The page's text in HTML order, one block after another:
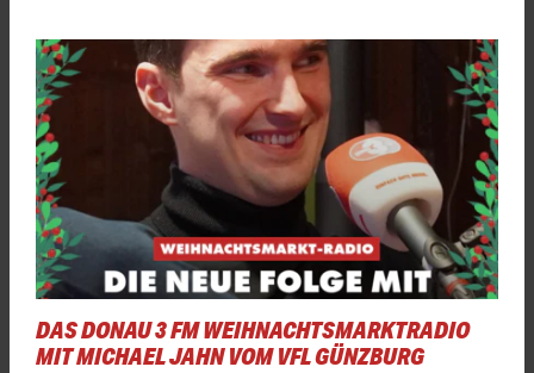
DAS DONAU 3 FM WEIHNACHTSMARKTRADIO
MIT MICHAEL JAHN VOM VFL GÜNZBURG